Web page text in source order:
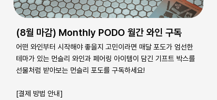
(8월 마감) Monthly PODO 월간 와인 구독
어떤 와인부터 시작해야 좋을지 고민이라면 매달 포도가 엄선한
테마가 있는 먼슬리 와인과 페어링 아이템이 담긴 기프트 박스를
선물처럼 받아보는 먼슬리 포도를 구독하세요!
[결제 방법 안내]